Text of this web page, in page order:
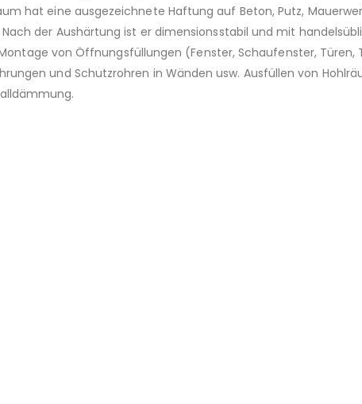
hat eine ausgezeichnete Haftung auf Beton, Putz,
der Aushärtung ist er dimensionsstabil und mit
von Öffnungsfüllungen (Fenster, Schaufenster, Türen,
und Schutzrohren in Wänden usw. Ausfüllen von